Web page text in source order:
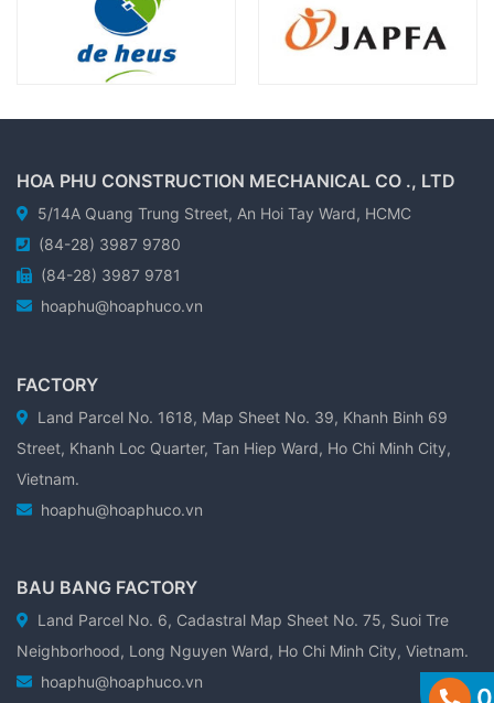
HOA PHU CONSTRUCTION MECHANICAL CO ., LTD
5/14A Quang Trung Street, An Hoi Tay Ward, HCMC
(84-28) 3987 9780
(84-28) 3987 9781
hoaphu@hoaphuco.vn
FACTORY
Land Parcel No. 1618, Map Sheet No. 39, Khanh Binh 69
Street, Khanh Loc Quarter, Tan Hiep Ward, Ho Chi Minh City,
Vietnam.
hoaphu@hoaphuco.vn
BAU BANG FACTORY
Land Parcel No. 6, Cadastral Map Sheet No. 75, Suoi Tre
Neighborhood, Long Nguyen Ward, Ho Chi Minh City, Vietnam.
hoaphu@hoaphuco.vn